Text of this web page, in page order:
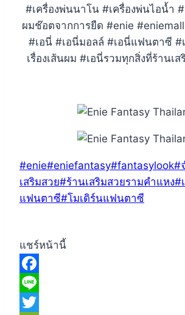
#เครื่องพ่นนาโน #เครื่องพ่นไอน้ำ
ผมช๊อตจากการยืด #enie
#เอนี่ #เอนี่มอลล์ #เอนี่แฟนตาซี #
เรื่องเส้นผม #เอนี่รวมทุกสิ่งที่ร้านเ
Post
Tags:
#enie#eniefantasy#fantasylook#
เสริมสวย#ร้านเสริมสวยรามคำแหง#
แฟนตาซี#โมเดิร์นแฟนตาซี
แชร์หน้านี้
Facebook
Line